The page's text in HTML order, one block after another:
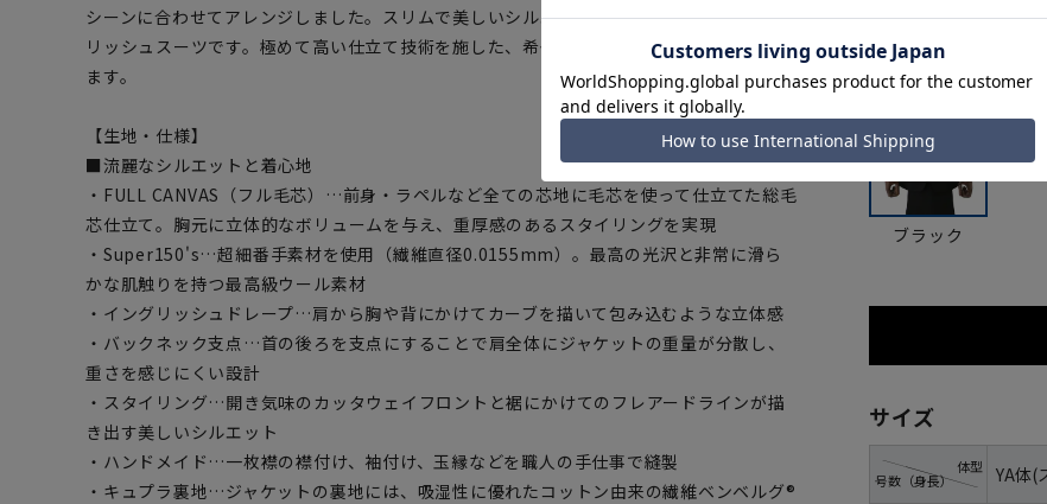
シーンに合わせてアレンジしました。スリムで美しいシルエットを追求した最高級スタイ
リッシュスーツです。極めて高い仕立て技術を施した、希少価値の高い一着に仕上げてい
ます。
【生地・仕様】
■流麗なシルエットと着心地
・FULL CANVAS（フル毛芯）…前身・ラペルなど全ての芯地に毛芯を使って仕立てた総毛
芯仕立て。胸元に立体的なボリュームを与え、重厚感のあるスタイリングを実現
・Super150's…超細番手素材を使用（繊維直径0.0155mm）。最高の光沢と非常に滑ら
かな肌触りを持つ最高級ウール素材
・イングリッシュドレープ…肩から胸や背にかけてカーブを描いて包み込むような立体感
・バックネック支点…首の後ろを支点にすることで肩全体にジャケットの重量が分散し、
重さを感じにくい設計
・スタイリング…開き気味のカッタウェイフロントと裾にかけてのフレアードラインが描
き出す美しいシルエット
・ハンドメイド…一枚襟の襟付け、袖付け、玉縁などを職人の手仕事で縫製
・キュプラ裏地…ジャケットの裏地には、吸湿性に優れたコットン由来の繊維ベンベルグ®
ブラック
サイズ
号数（身長）
体型 YA体(